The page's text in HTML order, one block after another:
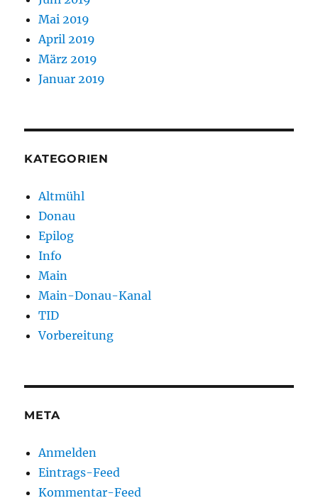
Mai 2019
April 2019
März 2019
Januar 2019
KATEGORIEN
Altmühl
Donau
Epilog
Info
Main
Main-Donau-Kanal
TID
Vorbereitung
META
Anmelden
Eintrags-Feed
Kommentar-Feed